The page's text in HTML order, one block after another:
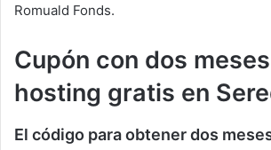
Romuald Fonds.
Cupón con dos
hosting gratis en
El código para obtener dos